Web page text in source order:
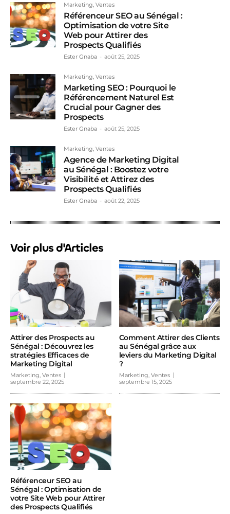
Marketing, Ventes
Référenceur SEO au Sénégal :
Optimisation de votre Site
Web pour Attirer des
Prospects Qualifiés
Ester Gnaba août 25, 2025
Marketing, Ventes
Marketing SEO : Pourquoi le
Référencement Naturel Est
Crucial pour Gagner des
Prospects
Ester Gnaba août 25, 2025
Marketing, Ventes
Agence de Marketing Digital
au Sénégal : Boostez votre
Visibilité et Attirez des
Prospects Qualifiés
Ester Gnaba août 22, 2025
Voir plus d'Articles
Attirer des Prospects au
Sénégal : Découvrez les
stratégies Efficaces de
Marketing Digital
Marketing, Ventes
septembre 22, 2025
Comment Attirer des Clients
au Sénégal grâce aux
leviers du Marketing Digital
?
Marketing, Ventes
septembre 15, 2025
Référenceur SEO au
Sénégal : Optimisation de
votre Site Web pour Attirer
des Prospects Qualifiés